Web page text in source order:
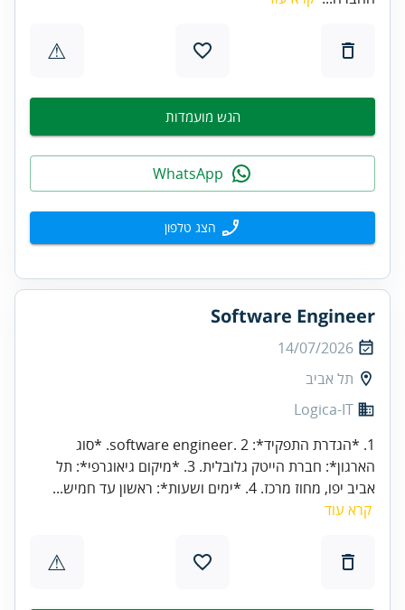
⚠
הגש מועמדות
הצג טלפון
Software Engineer
14/07/2026
תל אביב
Logica-IT
1. *הגדרת התפקיד*: software engineer. 2. *סוג
הארגון*: חברת הייטק גלובלית. 3. *מיקום גיאוגרפי*: תל
אביב יפו, מחוז מרכז. 4. *ימים ושעות*: ראשון עד חמיש...
קרא עוד
⚠